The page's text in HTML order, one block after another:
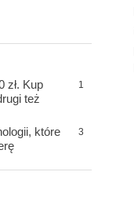
zł. Kup
też
1
które
3